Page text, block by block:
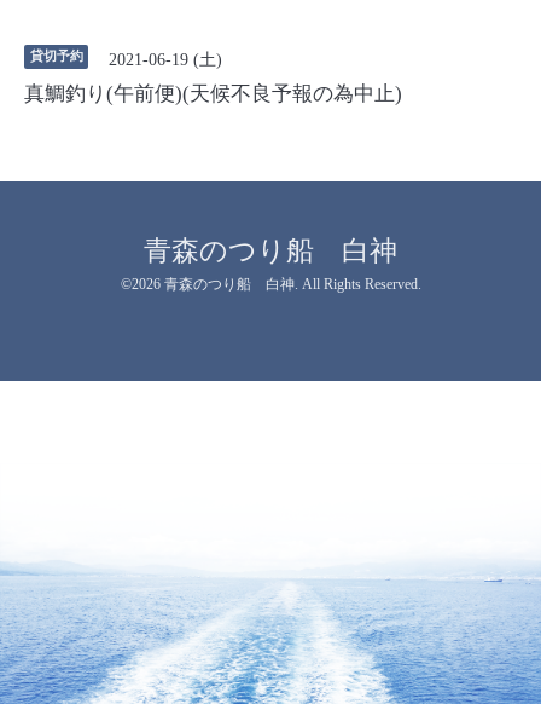
貸切予約 2021-06-19 (土)
真鯛釣り(午前便)(天候不良予報の為中止)
青森のつり船 白神
©2026 青森のつり船 白神. All Rights Reserved.